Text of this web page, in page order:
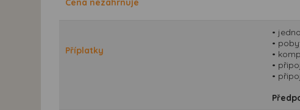
Cena nezahrnuje
Příplatky
•
•
•
•
•